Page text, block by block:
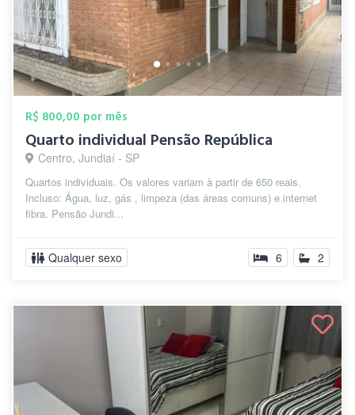
R$ 800,00 por mês
Quarto individual Pensão República
Centro, Jundiaí - SP
Quartos individuais. Os valores variam à partir de 650 reais.
Incluso: Água, luz, gás , limpeza (das áreas comuns) e internet
fibra. Pensão Jundi...
Qualquer sexo 6 2